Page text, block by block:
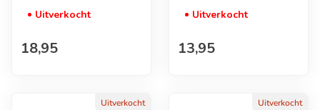
Uitverkocht
Normale prijs
18,95
Uitverkocht
Normale prijs
13,95
Uitverkocht Uitverkocht